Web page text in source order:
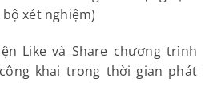
xét nghiệm)
Like và Share chương trình
khai trong thời gian phát